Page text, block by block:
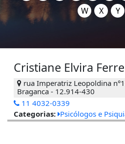
W
X Y
Cristiane Elvira
rua Imperatriz Leopoldina
Braganca - 12.914-430
11 4032-0339
Categorias: Psicólogos e